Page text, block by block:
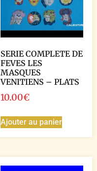
SERIE COMPLETE DE
FEVES LES
MASQUES
VENITIENS – PLATS
10.00€
Ajouter au panier